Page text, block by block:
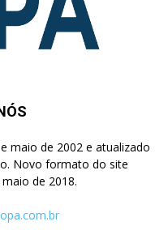
maio de 2002 e atualizado
Novo formato do site
de 2018.